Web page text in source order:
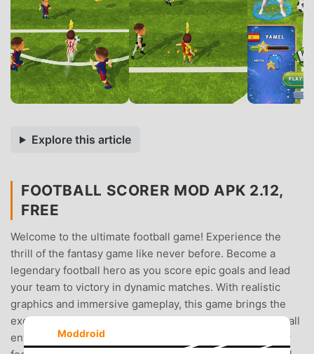
Explore this article
FOOTBALL SCORER MOD APK 2.12,
FREE
Welcome to the ultimate football game! Experience the
thrill of the fantasy game like never before. Become a
legendary football hero as you score epic goals and lead
your team to victory in dynamic matches. With realistic
graphics and immersive gameplay, this game brings the
excitement of football to life. Play a global game of football
enthusiasts and compete to become the ultimate fantasy
Moddroid